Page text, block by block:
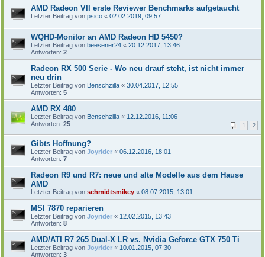
AMD Radeon VII erste Reviewer Benchmarks aufgetaucht
Letzter Beitrag von psico « 02.02.2019, 09:57
WQHD-Monitor an AMD Radeon HD 5450?
Letzter Beitrag von beesener24 « 20.12.2017, 13:46
Antworten: 2
Radeon RX 500 Serie - Wo neu drauf steht, ist nicht immer
neu drin
Letzter Beitrag von Benschzilla « 30.04.2017, 12:55
Antworten: 5
AMD RX 480
Letzter Beitrag von Benschzilla « 12.12.2016, 11:06
Antworten: 25 1 2
Gibts Hoffnung?
Letzter Beitrag von Joyrider « 06.12.2016, 18:01
Antworten: 7
Radeon R9 und R7: neue und alte Modelle aus dem Hause
AMD
Letzter Beitrag von schmidtsmikey « 08.07.2015, 13:01
MSI 7870 reparieren
Letzter Beitrag von Joyrider « 12.02.2015, 13:43
Antworten: 8
AMD/ATI R7 265 Dual-X LR vs. Nvidia Geforce GTX 750 Ti
Letzter Beitrag von Joyrider « 10.01.2015, 07:30
Antworten: 3